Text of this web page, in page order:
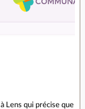
à Lens qui précise que